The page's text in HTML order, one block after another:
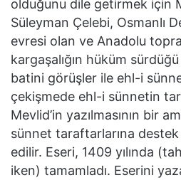
olduğunu dile getirmek için
Süleyman Çelebi, Osmanlı
evresi olan ve Anadolu
kargaşalığın hüküm
batini görüşler ile ehl-i
çekişmede ehl-i sünnetin
Mevlid’in yazılmasının bir
sünnet taraftarlarına
edilir. Eseri, 1409 yılında
iken) tamamladı. Eserini